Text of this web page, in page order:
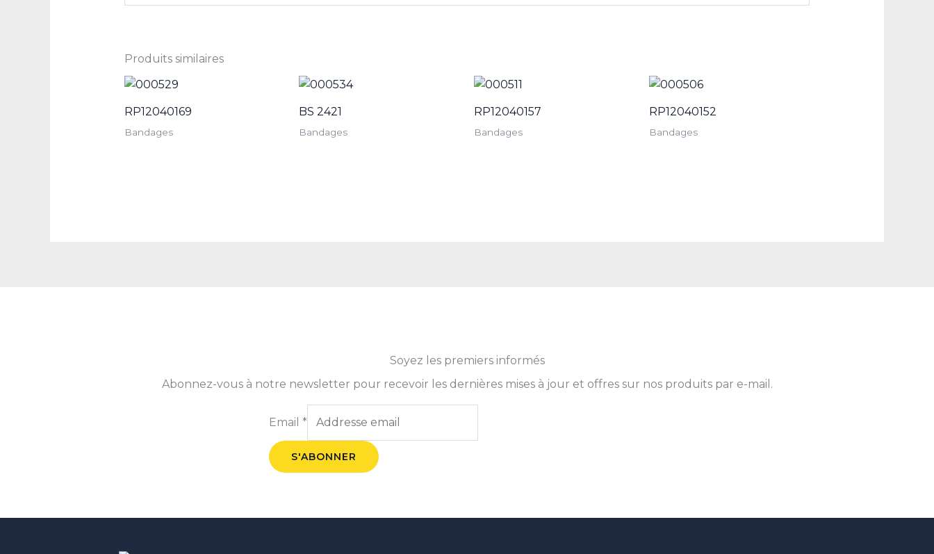
Produits similaires
RP12040169
Bandages
BS 2421
Bandages
RP12040157
Bandages
RP12040152
Bandages
Soyez les premiers informés
Abonnez-vous à notre newsletter pour recevoir les dernières mises à jour et offres sur nos produits par e-mail.
Email *
S'ABONNER